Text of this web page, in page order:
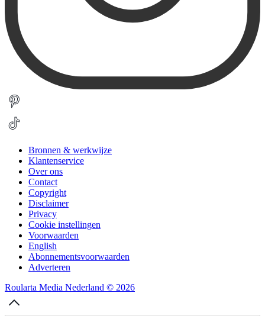
Bronnen & werkwijze
Klantenservice
Over ons
Contact
Copyright
Disclaimer
Privacy
Cookie instellingen
Voorwaarden
English
Abonnementsvoorwaarden
Adverteren
Roularta Media Nederland © 2026